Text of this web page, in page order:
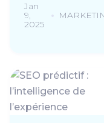
Jan
9,
2025